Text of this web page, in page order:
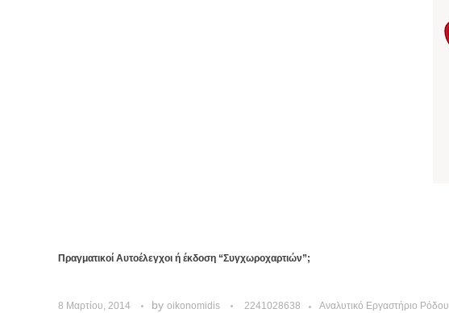
Πραγματικοί Αυτοέλεγχοι ή έκδοση “Συγχωροχαρτιών”;
8 Μαρτίου, 2014 by oikonomidis 2241028638 Αναλυτικό Εργαστήριο Ρόδου